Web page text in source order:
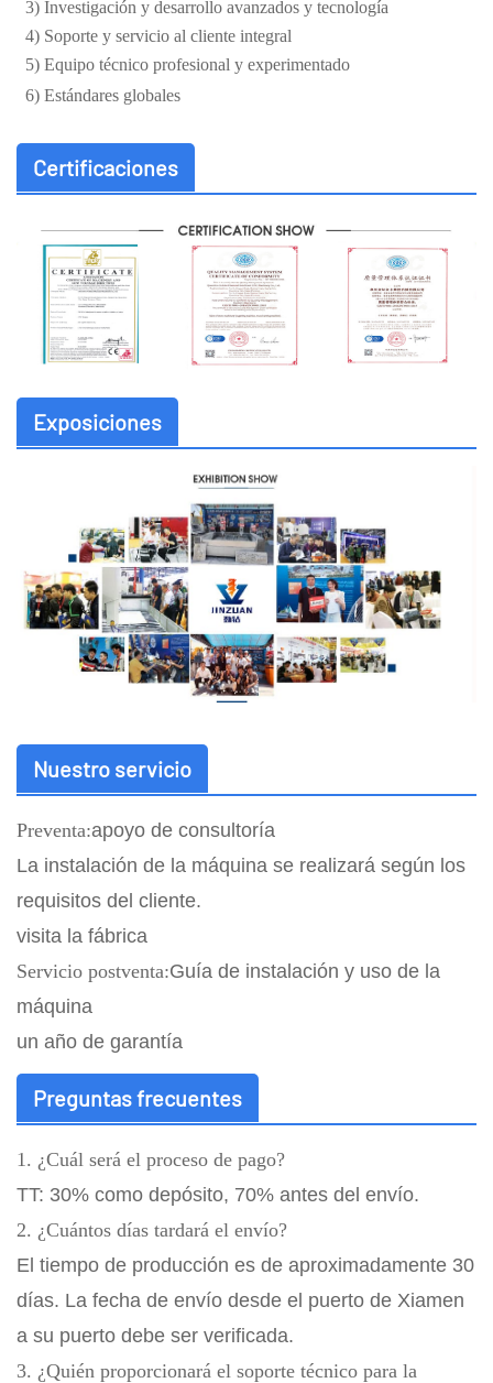
3) Investigación y desarrollo avanzados y tecnología
4) Soporte y servicio al cliente integral
5) Equipo técnico profesional y experimentado
6) Estándares globales
Certificaciones
Exposiciones
Nuestro servicio
Preventa:apoyo de consultoría
La instalación de la máquina se realizará según los
requisitos del cliente.
visita la fábrica
Servicio postventa:Guía de instalación y uso de la
máquina
un año de garantía
Preguntas frecuentes
1. ¿Cuál será el proceso de pago?
TT: 30% como depósito, 70% antes del envío.
2. ¿Cuántos días tardará el envío?
El tiempo de producción es de aproximadamente 30
días. La fecha de envío desde el puerto de Xiamen
a su puerto debe ser verificada.
3. ¿Quién proporcionará el soporte técnico para la